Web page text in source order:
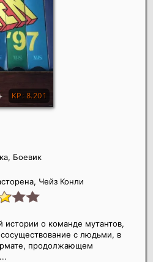
Боевик
Чейз Конли
истории о команде мутантов,
с людьми, в
продолжающем